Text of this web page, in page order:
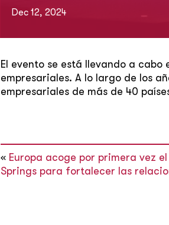
Dec 12, 2024
El evento se está llevando a
empresariales. A lo largo de los
empresariales de más de 40
« Europa acoge por primera vez
Springs para fortalecer las